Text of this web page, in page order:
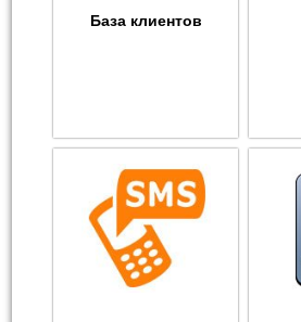
База клиентов